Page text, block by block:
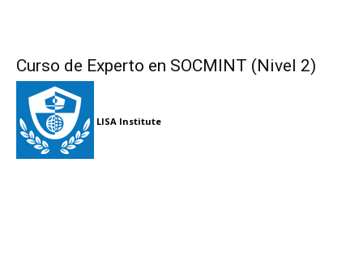
Curso de Experto en SOCMINT (Nivel 2)
LISA Institute